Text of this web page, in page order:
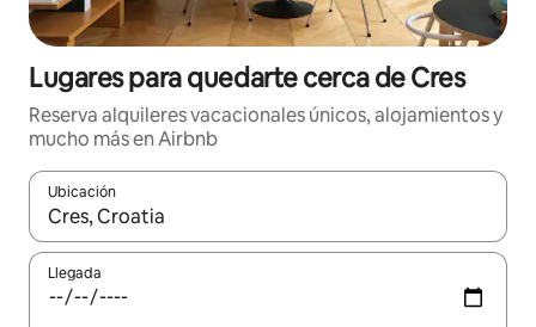
Lugares para quedarte cerca de Cres
Reserva alquileres vacacionales únicos, alojamientos y
mucho más en Airbnb
Ubicación
Cuando los resultados estén disponibles, navega con las
Llegada